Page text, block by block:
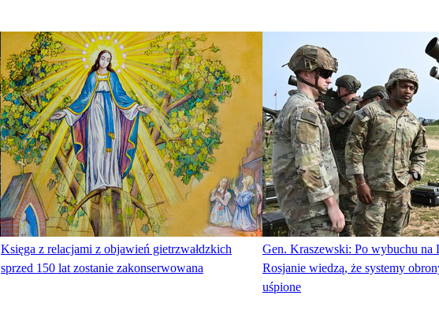
Księga z relacjami z objawień gietrzwałdzkich
sprzed 150 lat zostanie zakonserwowana
Gen. Kraszewski: Po wybuchu na
Rosjanie wiedzą, że systemy
uśpione